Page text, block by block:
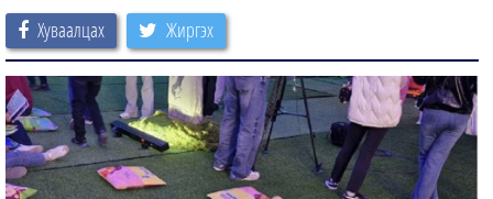
Хуваалцах Жиргэх